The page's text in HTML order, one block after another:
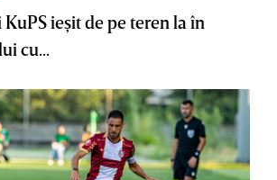
ieşit de pe teren la în
cu...